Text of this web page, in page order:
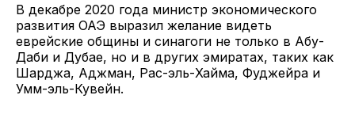
В декабре 2020 года министр экономического
развития ОАЭ выразил желание видеть
еврейские общины и синагоги не только в Абу-
Даби и Дубае, но и в других эмиратах, таких как
Шарджа, Аджман, Рас-эль-Хайма, Фуджейра и
Умм-эль-Кувейн.